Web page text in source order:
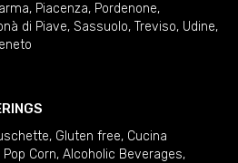
, Piacenza, Pordenone,
di Piave, Sassuolo, Treviso, Udine,
, Gluten free, Cucina
Pop Corn, Alcoholic Beverages,